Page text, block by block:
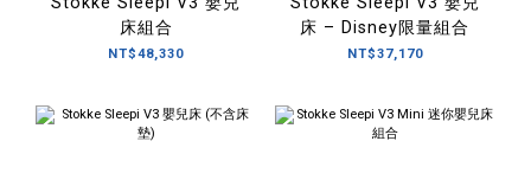
床組合
NT$48,330
床 – Disney限量組合
NT$37,170